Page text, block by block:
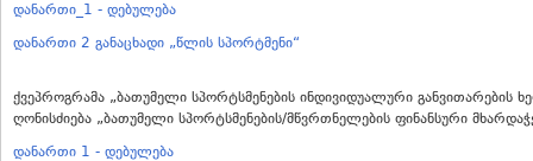
დანართი_1 - დებულება
დანართი 2 განაცხადი „წლის სპორტმენი“
ქვეპროგრამა „ბათუმელი სპორტსმენების ინდივიდუალური განვითარების
ღონისძიება „ბათუმელი სპორტსმენების/მწვრთნელების ფინანსური
დანართი 1 - დებულება